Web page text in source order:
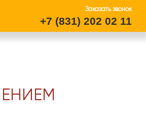
Заказать звонок
+7 (831) 202 02 11